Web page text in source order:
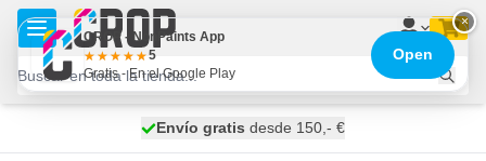
Ir al contenido
se envía hoy
Envío gratis desde 150,- €
100 días
×
CROP - NonPaints App
5
Gratis - En el Google Play
Open